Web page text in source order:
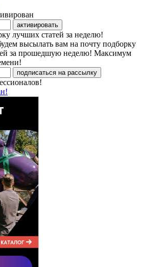
активировать
лучших статей за неделю!
высылать вам на почту подборку
за прошедшую неделю! Максимум
подписаться на рассылку